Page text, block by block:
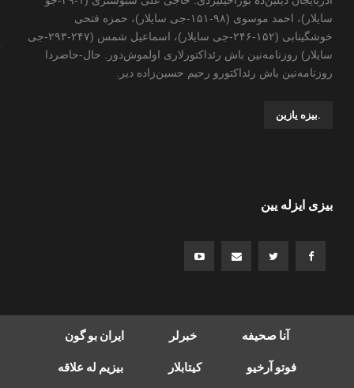
سایلار)، احمد موسوی (۹۸-۱۵۱-جی سایلار)، حمزه فتحی
خوشگینابی (۱۵۲-۲۴۶-جی سایلار)، اسماعیل شمس (۲۴۷-۲۹۳-جی
سایلار) روزنامه‌نین باش رئداکتورلاری اولموش‌دور. حال-حاضردا
روزنامه‌نین باش رئداکتورو رحیم حسین‌زاده ‌دیر.
.بیزه یازین
بیزی ایزله یین
آنا صحیفه خبرلر ایران بو گون
فوتو آرخیو کیتابلار بیزیم له علاقه